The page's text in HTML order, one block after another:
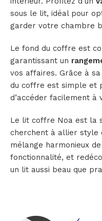
sous le lit, idéal pour
garder votre chambre
Le fond du coffre est
garantissant un
vos affaires. Grâce à
du coffre est simple et
d’accéder facilement
Le lit coffre Noa est la
cherchent à allier style
mélange harmonieux de
fonctionnalité, et
un lit aussi beau que